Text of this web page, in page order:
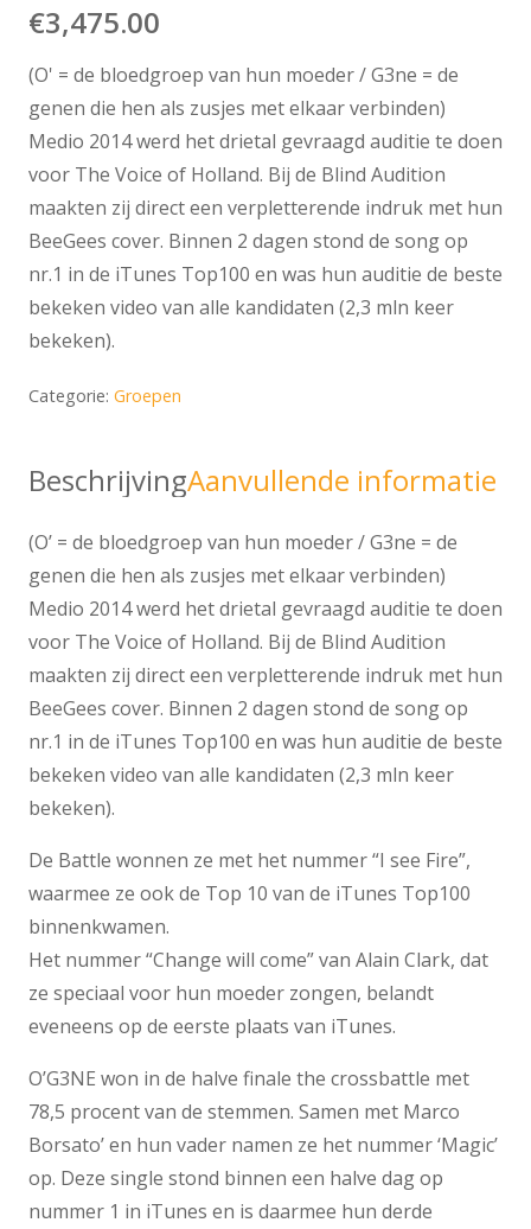
€3,475.00
(O' = de bloedgroep van hun moeder / G3ne = de
genen die hen als zusjes met elkaar verbinden)
Medio 2014 werd het drietal gevraagd auditie te doen
voor The Voice of Holland. Bij de Blind Audition
maakten zij direct een verpletterende indruk met hun
BeeGees cover. Binnen 2 dagen stond de song op
nr.1 in de iTunes Top100 en was hun auditie de beste
bekeken video van alle kandidaten (2,3 mln keer
bekeken).
Categorie: Groepen
BeschrijvingAanvullende informatie
(O’ = de bloedgroep van hun moeder / G3ne = de
genen die hen als zusjes met elkaar verbinden)
Medio 2014 werd het drietal gevraagd auditie te doen
voor The Voice of Holland. Bij de Blind Audition
maakten zij direct een verpletterende indruk met hun
BeeGees cover. Binnen 2 dagen stond de song op
nr.1 in de iTunes Top100 en was hun auditie de beste
bekeken video van alle kandidaten (2,3 mln keer
bekeken).
De Battle wonnen ze met het nummer “I see Fire”,
waarmee ze ook de Top 10 van de iTunes Top100
binnenkwamen.
Het nummer “Change will come” van Alain Clark, dat
ze speciaal voor hun moeder zongen, belandt
eveneens op de eerste plaats van iTunes.
O’G3NE won in de halve finale the crossbattle met
78,5 procent van de stemmen. Samen met Marco
Borsato’ en hun vader namen ze het nummer ‘Magic’
op. Deze single stond binnen een halve dag op
nummer 1 in iTunes en is daarmee hun derde